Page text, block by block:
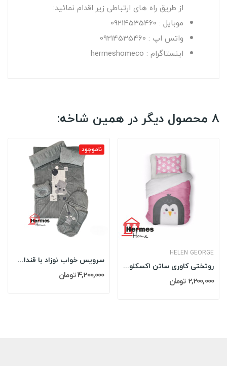
از طریق راه های ارتباطی زیر اقدام نمائید:
موبایل : 09214535460
واتس اپ : 09214535460
اینستاگرام : hermeshomeco
8 محصول دیگر در همین شاخه:
ناموجود
سرویس خواب نوزاد با قنداق گلدوزی مادرکر...
4,200,000 تومان
HELEN GEORGE
روتختی کاوری ساتن اکسکلوسیو نوزادی هلن جورج...
2,200,000 تومان